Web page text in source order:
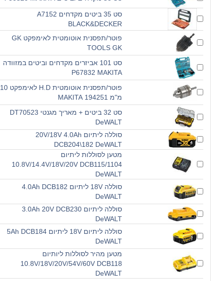
סט 35 ביטים מקדחים A7152
BLACK&DECKER
פוטר/תפסנית אוטומטית לאימפקט GK
TOOLS GK
סט 101 אביזרים מקדחים וביטים במזוודה
P67832 MAKITA
פוטר/תפסנית אוטומטית H.D לאימפקט 10
מ"מ 194251 MAKITA
סט 32 ביטים + מאריך מגנטי DT70523
DeWALT
סוללה ליתיום 20V/18V 4.0Ah
DCB204\182 DeWALT
מטען לסוללות ליתיום
10.8V/14.4V/18V/20V DCB115/1104
DeWALT
סוללה 18V ליתיום 4.0Ah DCB182
DeWALT
סוללה ליתיום 3.0Ah 20V DCB230
DeWALT
סוללה ליתיום 18V ליתיום 5Ah DCB184
DeWALT
מטען מהיר לסוללות ליותיום
10.8V/18V/20V/54V/60V DCB118
DeWALT